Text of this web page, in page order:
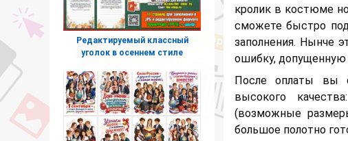
кролик в костюме
сможете быстро
заполнения. Нынче
ошибку, допущенную
После оплаты вы
высокого
(возможные
большое полотно
Редактируемый классный
уголок в осеннем стиле